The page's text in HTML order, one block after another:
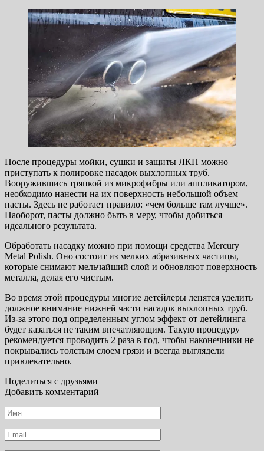
После процедуры мойки, сушки и защиты ЛКП можно
приступать к полировке насадок выхлопных труб.
Вооружившись тряпкой из микрофибры или аппликатором,
необходимо нанести на их поверхность небольшой объем
пасты. Здесь не работает правило: «чем больше там лучше».
Наоборот, пасты должно быть в меру, чтобы добиться
идеального результата.
Обработать насадку можно при помощи средства Mercury
Metal Polish. Оно состоит из мелких абразивных частицы,
которые снимают мельчайший слой и обновляют поверхность
металла, делая его чистым.
Во время этой процедуры многие детейлеры ленятся уделить
должное внимание нижней части насадок выхлопных труб.
Из-за этого под определенным углом эффект от детейлинга
будет казаться не таким впечатляющим. Такую процедуру
рекомендуется проводить 2 раза в год, чтобы наконечники не
покрывались толстым слоем грязи и всегда выглядели
привлекательно.
Поделиться с друзьями
Добавить комментарий
Имя
*
Email
*